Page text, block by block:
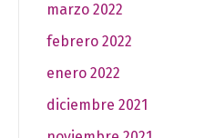
marzo 2022
febrero 2022
enero 2022
diciembre 2021